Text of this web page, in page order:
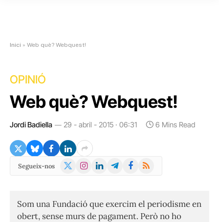
Inici » Web què? Webquest!
OPINIÓ
Web què? Webquest!
Jordi Badiella 29 - abril - 2015 · 06:31 6 Mins Read
Segueix-nos
X
Instagram
LinkedInTelegramFacebook
RSS
Som una Fundació que exercim el periodisme en
obert, sense murs de pagament. Però no ho